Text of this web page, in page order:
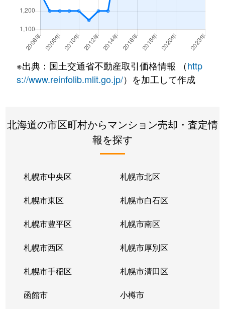
北２２条東 300万円
北２２条東
640万円 元町(札幌)
北２２条東
3,200万円 元町(札幌)
北２４条東
3,000万円 元町(札幌)
北２６条東
2,000万円 元町(札幌)
2,200万円
北３３条東
新道東
北３４条東
新道東
北３４条東
新道東
北３４条東
新道東
北３５条東
北34条
北３５条東
北34条
※出典：国土交通省不動産取引価格情報 （http
s://www.reinfolib.mlit.go.jp/）を加工して作成
北海道の市区町村からマンション売却・査定情
報を探す
札幌市中央区 札幌市北区
札幌市東区 札幌市白石区
札幌市豊平区 札幌市南区
札幌市西区 札幌市厚別区
札幌市手稲区 札幌市清田区
函館市 小樽市